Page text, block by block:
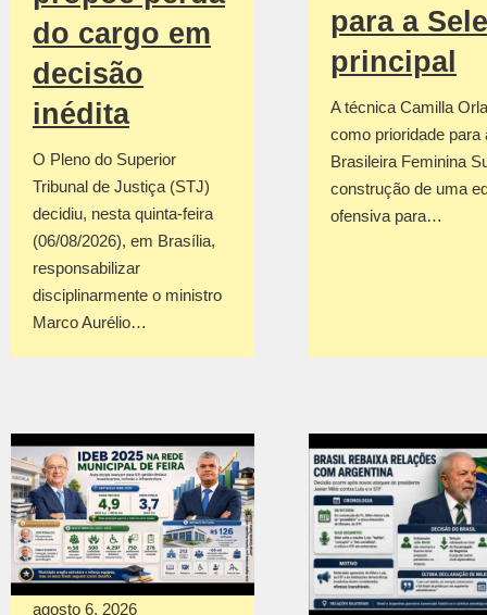
do cargo em
decisão
inédita
O Pleno do Superior
Tribunal de Justiça (STJ)
decidiu, nesta quinta-feira
(06/08/2026), em Brasília,
responsabilizar
disciplinarmente o ministro
Marco Aurélio…
para a
principal
A técnica Camilla
como prioridade para
Brasileira Feminina
construção de uma
ofensiva para…
agosto 6, 2026